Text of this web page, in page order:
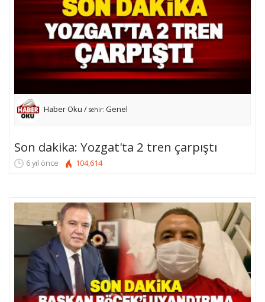
Haber Oku / sehir: Genel
Son dakika: Yozgat'ta 2 tren çarpıştı
6 yıl önce 104,614